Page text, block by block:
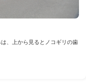
、上から見るとノコギリの歯